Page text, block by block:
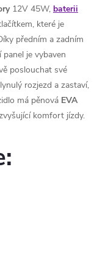
12V 45W, baterii
které je
předním a zadním
je vybaven
poslouchat své
rozjezd a zastaví,
má pěnová EVA
komfort jízdy.